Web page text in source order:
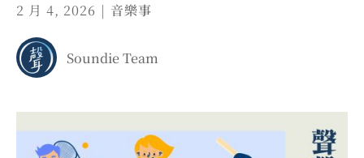
2 月 4, 2026 | 音樂事
Soundie Team